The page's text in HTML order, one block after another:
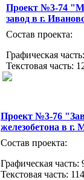
Проект №3-74
завод в г.
Состав проекта:
Графическая
Текстовая часть:
Проект №3-76
железобетона в г.
Состав проекта:
Графическая
Текстовая часть: